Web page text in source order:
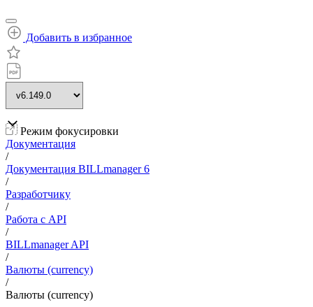
Добавить в избранное
Режим фокусировки
Документация
/
Документация BILLmanager 6
/
Разработчику
/
Работа с API
/
BILLmanager API
/
Валюты (currency)
/
Валюты (currency)